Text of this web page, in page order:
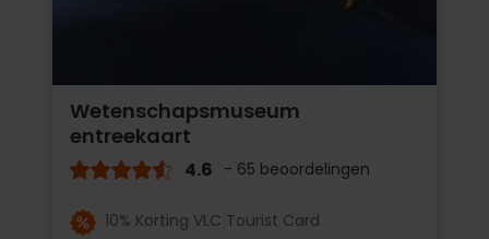
Wetenschapsmuseum
entreekaart
4.6 - 65 beoordelingen
10% Korting VLC Tourist Card